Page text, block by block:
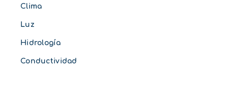
Clima
Luz
Hidrología
Conductividad